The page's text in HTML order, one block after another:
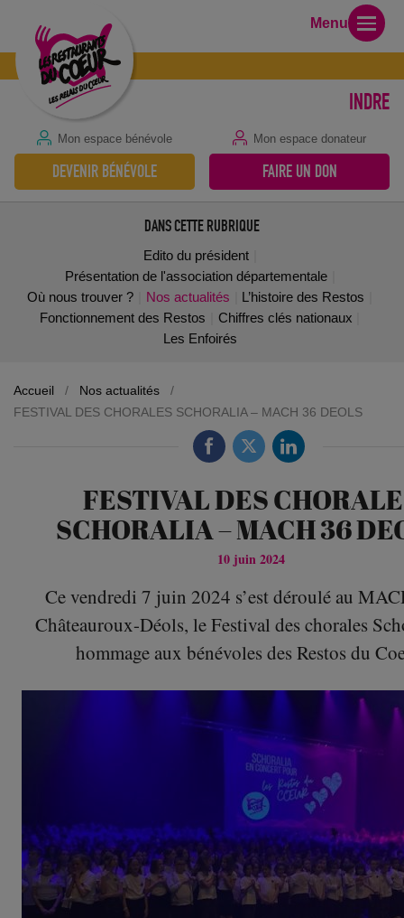
INDRE
Mon espace bénévole Mon espace donateur
DEVENIR BÉNÉVOLE FAIRE UN DON
Menu
DANS CETTE RUBRIQUE
Edito du président
Présentation de l'association départementale
Où nous trouver ?
Nos actualités
L’histoire des Restos
Fonctionnement des Restos
Chiffres clés nationaux
Les Enfoirés
Accueil / Nos actualités
/
FESTIVAL DES CHORALES SCHORALIA – MACH 36 DEOLS
FESTIVAL DES
SCHORALIA – MACH 36
10 juin 2024
Ce vendredi 7 juin 2024 s’est déroulé au
Châteauroux-Déols, le Festival des chorales
hommage aux bénévoles des Restos du